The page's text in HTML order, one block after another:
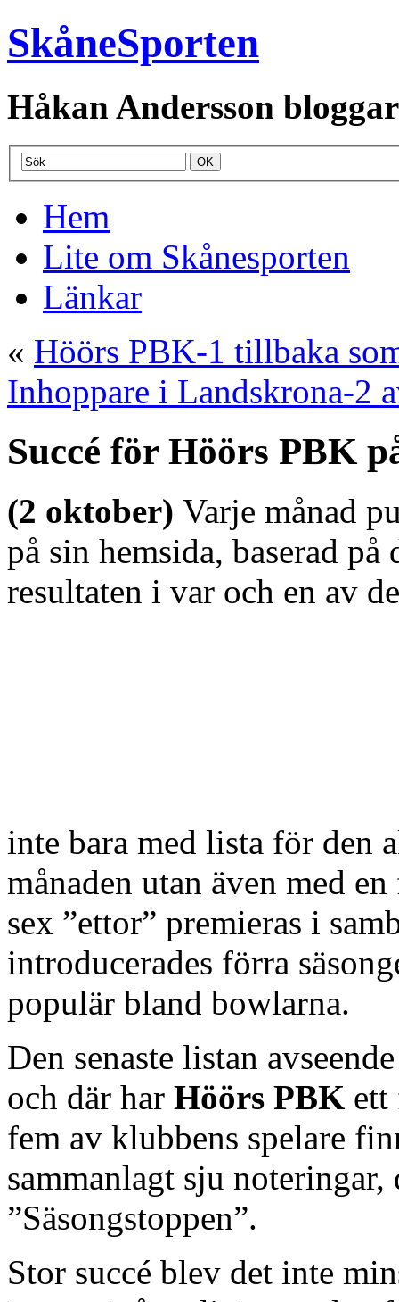
SkåneSporten
Håkan Andersson
Hem
Lite om Skånesporten
Länkar
« Höörs PBK-1 tillbaka
Inhoppare i Landskrona-2
Succé för Höörs PBK
(2 oktober) Varje månad
på sin hemsida, baserad
resultaten i var och en av
inte bara med lista för den
månaden utan även med
sex ”ettor” premieras i
introducerades förra
populär bland bowlarna.
Den senaste listan
och där har Höörs PBK ett
fem av klubbens spelare
sammanlagt sju
”Säsongstoppen”.
Stor succé blev det inte